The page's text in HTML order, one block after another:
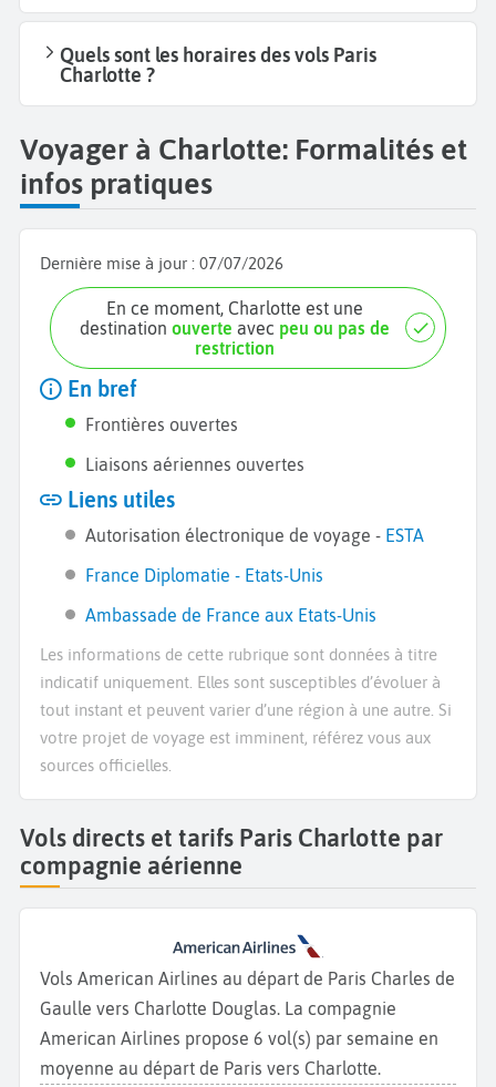
Quels sont les horaires des vols Paris
Charlotte ?
Voyager à Charlotte: Formalités et
infos pratiques
Dernière mise à jour : 07/07/2026
En ce moment, Charlotte est une
destinationouverte avec peu ou pas de
restriction
En bref
Frontières ouvertes
Liaisons aériennes ouvertes
Liens utiles
Autorisation électronique de voyage - ESTA
France Diplomatie - Etats-Unis
Ambassade de France aux Etats-Unis
Les informations de cette rubrique sont données à titre
indicatif uniquement. Elles sont susceptibles d’évoluer à
tout instant et peuvent varier d’une région à une autre. Si
votre projet de voyage est imminent, référez vous aux
sources officielles.
Vols directs et tarifs Paris Charlotte par
compagnie aérienne
Vols American Airlines au départ de Paris Charles de
Gaulle vers Charlotte Douglas. La compagnie
American Airlines propose 6 vol(s) par semaine en
moyenne au départ de Paris vers Charlotte.